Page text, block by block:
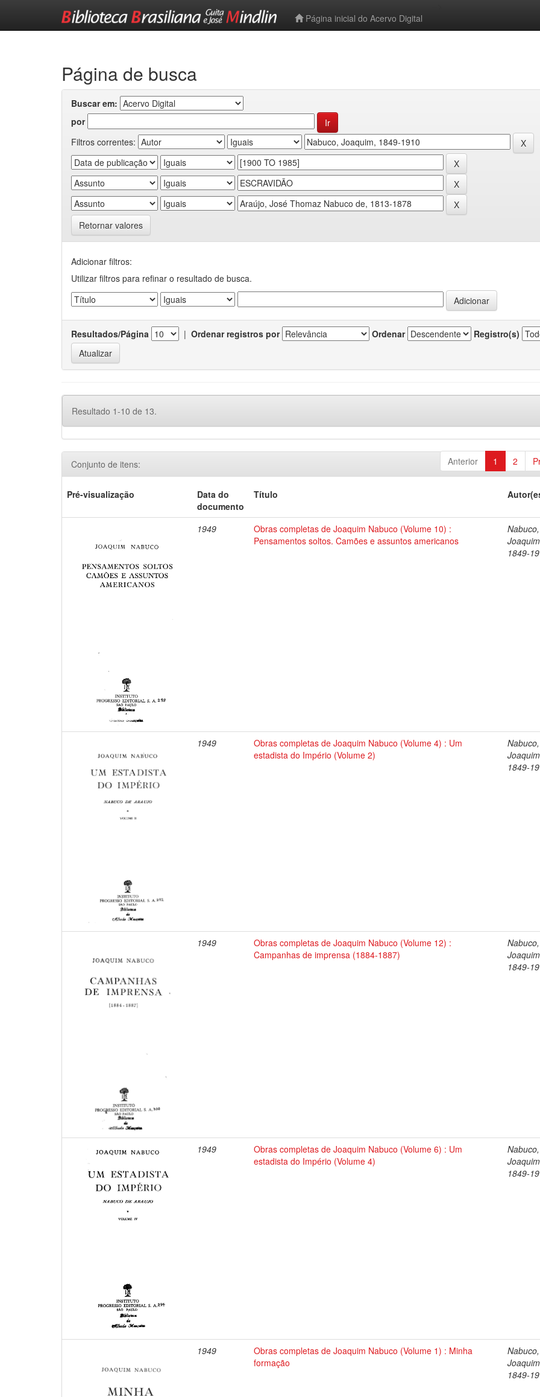
Página inicial do Acervo Digital
Página de busca
Buscar em:
por
Filtros correntes:
Retornar valores
Adicionar filtros:
Utilizar filtros para refinar o resultado de busca.
Resultados/Página | Ordenar registros por Ordenar Registro(s)
Resultado 1-10 de 13.
Anterior 1 2
Conjunto de itens:
Pré-visualização
Data do
documento
Título
1949
Obras completas de Joaquim Nabuco (Volume 10) :
Pensamentos soltos. Camões e assuntos americanos
Nabuco,
1849-
1949
Obras completas de Joaquim Nabuco (Volume 4) : Um
estadista do Império (Volume 2)
Nabuco,
1849-
1949
Obras completas de Joaquim Nabuco (Volume 12) :
Campanhas de imprensa (1884-1887)
Nabuco,
1849-
1949
Obras completas de Joaquim Nabuco (Volume 6) : Um
estadista do Império (Volume 4)
Nabuco,
1849-
1949
Obras completas de Joaquim Nabuco (Volume 1) : Minha
formação
Nabuco,
1849-